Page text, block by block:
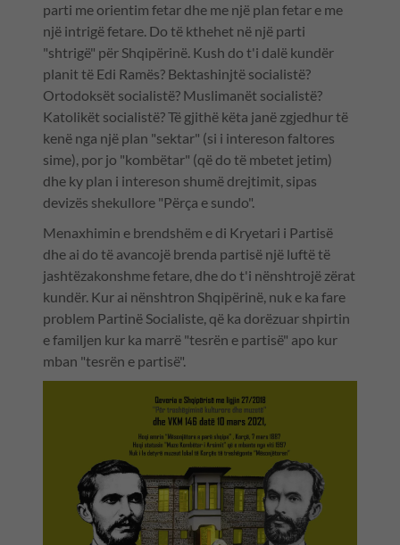
parti me orientim fetar dhe me një plan fetar e me
një intrigë fetare. Do të kthehet në një parti
"shtrigë" për Shqipërinë. Kush do t'i dalë kundër
planit të Edi Ramës? Bektashinjtë socialistë?
Ortodoksët socialistë? Muslimanët socialistë?
Katolikët socialistë? Të gjithë këta janë zgjedhur të
kenë nga një plan "sektar" (si i intereson faltores
sime), por jo "kombëtar" (që do të mbetet jetim)
dhe ky plan i intereson shumë drejtimit, sipas
devizës shekullore "Përça e sundo".
Menaxhimin e brendshëm e di Kryetari i Partisë
dhe ai do të avancojë brenda partisë një luftë të
jashtëzakonshme fetare, dhe do t'i nënshtrojë zërat
kundër. Kur ai nënshtron Shqipërinë, nuk e ka fare
problem Partinë Socialiste, që ka dorëzuar shpirtin
e familjen kur ka marrë "tesrën e partisë" apo kur
mban "tesrën e partisë".